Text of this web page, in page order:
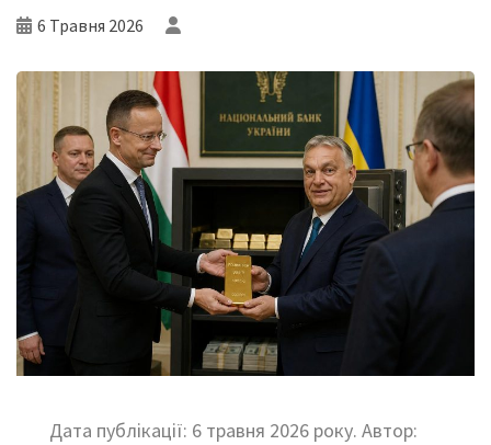
6 Травня 2026
Дата публікації: 6 травня 2026 року. Автор: